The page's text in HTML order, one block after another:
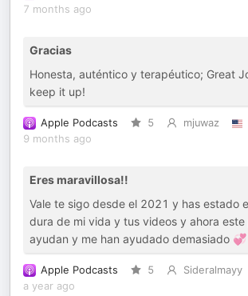
7 months ago
Gracias
Honesta, auténtico y terapéutico; Great
keep it up!
Apple Podcasts 5 mjuwaz
9 months ago
Eres maravillosa!!
Vale te sigo desde el 2021 y has estado
dura de mi vida y tus videos y ahora
ayudan y me han ayudado demasiado
Apple Podcasts 5 Sideralmayy
a year ago